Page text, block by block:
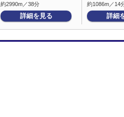
約2990m／38分
詳細を見る
約1086m／14
詳細